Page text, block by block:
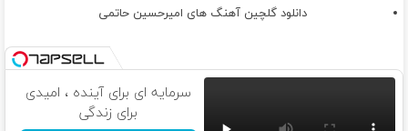
دانلود گلچین آهنگ های امیرحسین حاتمی
سرمایه ای برای آینده ، امیدی
برای زندگی